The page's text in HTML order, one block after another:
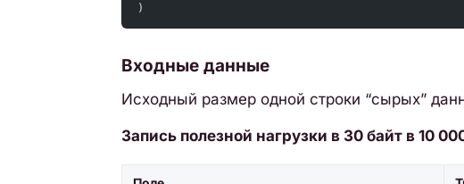
)
Входные данные
Исходный размер одной строки “сырых”
Запись полезной нагрузки в 30 байт в 10